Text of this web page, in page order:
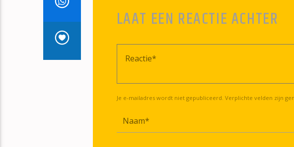
LAAT EEN REACTIE ACHTER
Je e-mailadres wordt niet gepubliceerd. Verplichte velden zijn